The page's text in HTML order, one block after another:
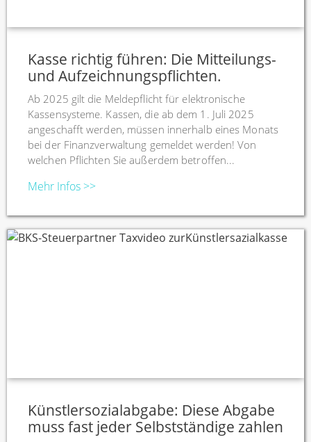
Kasse richtig führen: Die Mitteilungs-
und Aufzeichnungspflichten.
Ab 2025 gilt die Meldepflicht für elektronische
Kassensysteme. Kassen, die ab dem 1. Juli 2025
angeschafft werden, müssen innerhalb eines Monats
bei der Finanzverwaltung gemeldet werden! Von
welchen Pflichten Sie außerdem betroffen...
Mehr Infos >>
Künstlersozialabgabe: Diese Abgabe
muss fast jeder Selbstständige zahlen